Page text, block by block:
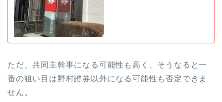
ただ、共同主幹事になる可能性も高く、そうなると一
番の狙い目は野村證券以外になる可能性も否定できま
せん。